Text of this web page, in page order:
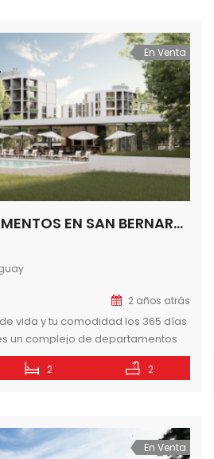
En Venta
VENDO DEPARTAMENTOS EN SAN BERNARDINO DE 2 Y 3 DORMITORIOS
2 años atrás
de vida y tu comodidad los 365 días
un complejo de departamentos
de espacios recreativos y de
y de fitness, áreas de
2 2
En Venta